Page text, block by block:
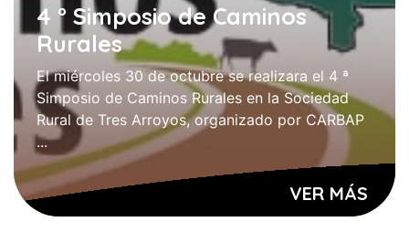
4 ° Simposio de Caminos
Rurales
El miércoles 30 de octubre se realizara el 4 ª
Simposio de Caminos Rurales en la Sociedad
Rural de Tres Arroyos, organizado por CARBAP
...
VER MÁS